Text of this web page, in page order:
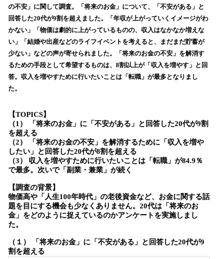
を
読
込
み
中
で
す
の不安」に関して調査。「将来のお金」について、「不安がある」と
回答した20代が9割を超えました。「年収が上がっていくイメージがわ
かない」「物価は劇的に上がっているものの、収入はなかなか増えな
い」「結婚や出産などのライフイベントを考えると、まだまだ貯蓄が
少ない」などの声が寄せられました。「将来のお金の不安」を解消す
るための手段として希望するものは、8割以上が「収入を増やす」と回
答。収入を増やすために行いたいことは「転職」が最多となりまし
た。
【TOPICS】
（1） 「将来のお金」に「不安がある」と回答した20代が9割
を超える
（2） 「将来のお金の不安」を解消するために「収入を増や
したい」と回答した20代が8割を超える
（3） 収入を増やすために行いたいことは「転職」が84.9％
で最多。次いで「副業・兼業」が続く
【調査の背景】
物価高や「人生100年時代」の老後資金など、お金に関する話
題を目にする機会も少なくありません。20代は「将来のお
金」をどのように捉えているのかアンケートを実施しまし
た。
（１） 「将来のお金」に「不安がある」と回答した20代が9
割を超える